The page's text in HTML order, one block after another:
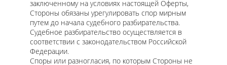
заключенному на условиях настоящей Оферты,
Стороны обязаны урегулировать спор мирным
путем до начала судебного разбирательства.
Судебное разбирательство осуществляется в
соответствии с законодательством Российской
Федерации.
Споры или разногласия, по которым Стороны не